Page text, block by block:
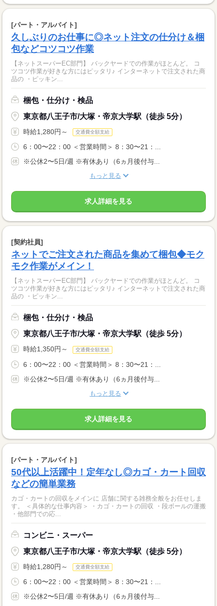
[パート・アルバイト]
久しぶりのお仕事に◎ネット注文の仕分け＆梱
包などコツコツ作業
【ネットスーパーEC部門】 バックヤードでの作業がほとんど。 コ
ツコツ作業が好きな方にはピッタリ♪ インターネットで注文された商
品の ・ピッキン...
梱包・仕分け・検品
東京都八王子市/大塚・帝京大学駅（徒歩 5分）
時給1,280円～ 交通費全額支給
6：00〜22：00 ＜営業時間＞ 8：30〜21：...
※公休2〜5日/週 ※有休あり（6ヵ月後付与...
もっと見る
求人詳細を見る
[契約社員]
ネットでご注文された商品を集めて梱包◆モク
モク作業がメイン！
【ネットスーパーEC部門】 バックヤードでの作業がほとんど。 コ
ツコツ作業が好きな方にはピッタリ♪ インターネットで注文された商
品の ・ピッキン...
梱包・仕分け・検品
東京都八王子市/大塚・帝京大学駅（徒歩 5分）
時給1,350円～ 交通費全額支給
6：00〜22：00 ＜営業時間＞ 8：30〜21：...
※公休2〜5日/週 ※有休あり（6ヵ月後付与...
もっと見る
求人詳細を見る
[パート・アルバイト]
50代以上活躍中！定年なし◎カゴ・カート回収
などの簡単業務
カゴ・カートの回収をメインに 店舗に関する雑務全般をお任せしま
す。 ＜具体的な仕事内容＞ ・カゴ・カートの回収 ・段ボールの運搬
・他部門での応...
コンビニ・スーパー
東京都八王子市/大塚・帝京大学駅（徒歩 5分）
時給1,280円～ 交通費全額支給
6：00〜22：00 ＜営業時間＞ 8：30〜21：...
※公休2〜5日/週 ※有休あり（6ヵ月後付与...